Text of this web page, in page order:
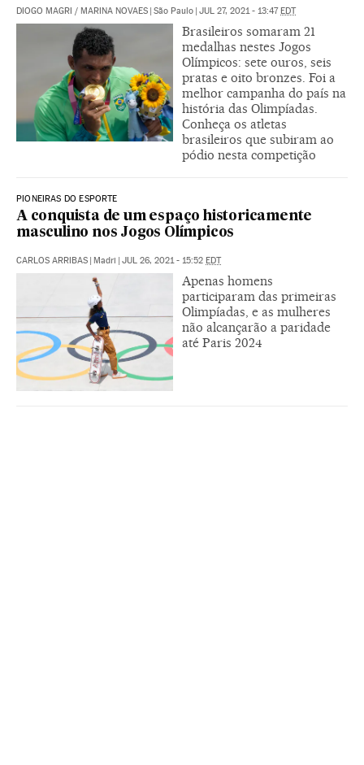
DIOGO MAGRI / MARINA NOVAES São Paulo JUL 27, 2021 - 13:47 EDT
Brasileiros somaram 21
medalhas nestes Jogos
Olímpicos: sete ouros, seis
pratas e oito bronzes. Foi a
melhor campanha do país na
história das Olimpíadas.
Conheça os atletas
brasileiros que subiram ao
pódio nesta competição
PIONEIRAS DO ESPORTE
A conquista de um espaço historicamente
masculino nos Jogos Olímpicos
CARLOS ARRIBAS Madri JUL 26, 2021 - 15:52 EDT
Apenas homens
participaram das primeiras
Olimpíadas, e as mulheres
não alcançarão a paridade
até Paris 2024